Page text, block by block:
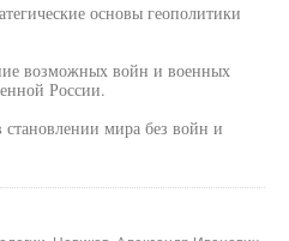
основы геополитики
возможных войн и военных
России.
мира без войн и